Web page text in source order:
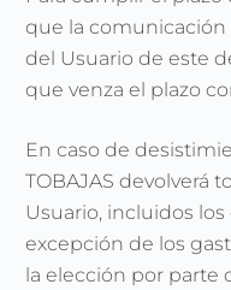
que la comunicación
del Usuario de este
que venza el plazo
En caso de
TOBAJAS devolverá
Usuario, incluidos
excepción de los
la elección por parte